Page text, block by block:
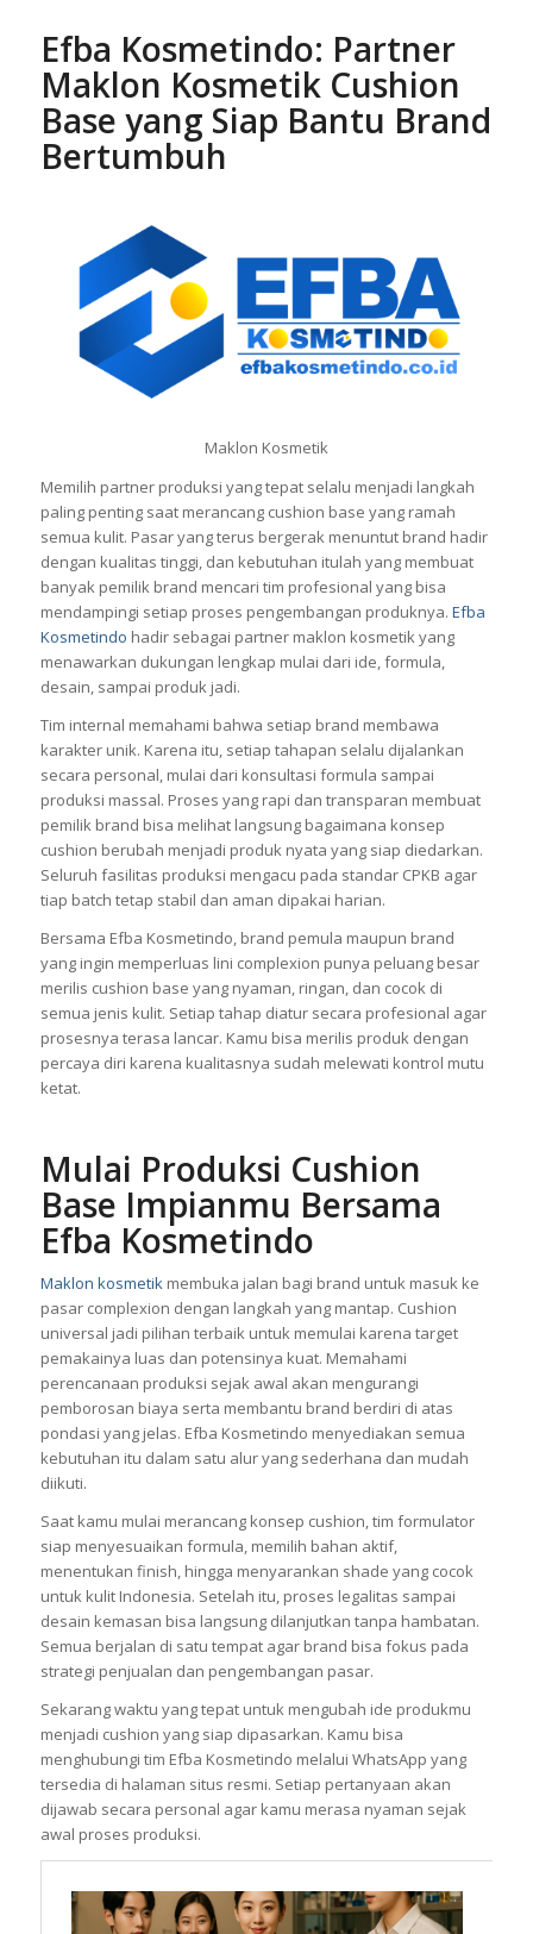
Efba Kosmetindo: Partner
Maklon Kosmetik Cushion
Base yang Siap Bantu Brand
Bertumbuh
Maklon Kosmetik
Memilih partner produksi yang tepat selalu menjadi langkah
paling penting saat merancang cushion base yang ramah
semua kulit. Pasar yang terus bergerak menuntut brand hadir
dengan kualitas tinggi, dan kebutuhan itulah yang membuat
banyak pemilik brand mencari tim profesional yang bisa
mendampingi setiap proses pengembangan produknya. Efba
Kosmetindo hadir sebagai partner maklon kosmetik yang
menawarkan dukungan lengkap mulai dari ide, formula,
desain, sampai produk jadi.
Tim internal memahami bahwa setiap brand membawa
karakter unik. Karena itu, setiap tahapan selalu dijalankan
secara personal, mulai dari konsultasi formula sampai
produksi massal. Proses yang rapi dan transparan membuat
pemilik brand bisa melihat langsung bagaimana konsep
cushion berubah menjadi produk nyata yang siap diedarkan.
Seluruh fasilitas produksi mengacu pada standar CPKB agar
tiap batch tetap stabil dan aman dipakai harian.
Bersama Efba Kosmetindo, brand pemula maupun brand
yang ingin memperluas lini complexion punya peluang besar
merilis cushion base yang nyaman, ringan, dan cocok di
semua jenis kulit. Setiap tahap diatur secara profesional agar
prosesnya terasa lancar. Kamu bisa merilis produk dengan
percaya diri karena kualitasnya sudah melewati kontrol mutu
ketat.
Mulai Produksi Cushion
Base Impianmu Bersama
Efba Kosmetindo
Maklon kosmetikmembuka jalan bagi brand untuk masuk ke
pasar complexion dengan langkah yang mantap. Cushion
universal jadi pilihan terbaik untuk memulai karena target
pemakainya luas dan potensinya kuat. Memahami
perencanaan produksi sejak awal akan mengurangi
pemborosan biaya serta membantu brand berdiri di atas
pondasi yang jelas. Efba Kosmetindo menyediakan semua
kebutuhan itu dalam satu alur yang sederhana dan mudah
diikuti.
Saat kamu mulai merancang konsep cushion, tim formulator
siap menyesuaikan formula, memilih bahan aktif,
menentukan finish, hingga menyarankan shade yang cocok
untuk kulit Indonesia. Setelah itu, proses legalitas sampai
desain kemasan bisa langsung dilanjutkan tanpa hambatan.
Semua berjalan di satu tempat agar brand bisa fokus pada
strategi penjualan dan pengembangan pasar.
Sekarang waktu yang tepat untuk mengubah ide produkmu
menjadi cushion yang siap dipasarkan. Kamu bisa
menghubungi tim Efba Kosmetindo melalui WhatsApp yang
tersedia di halaman situs resmi. Setiap pertanyaan akan
dijawab secara personal agar kamu merasa nyaman sejak
awal proses produksi.